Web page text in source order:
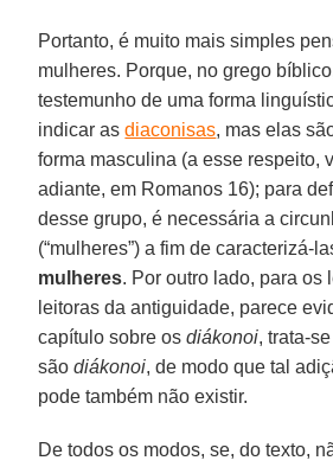
Portanto, é muito mais simples
mulheres. Porque, no grego
testemunho de uma forma
indicar asdiaconisas, mas elas
forma masculina (a esse respeito,
adiante, em Romanos 16); para
desse grupo, é necessária a
(“mulheres”) a fim de caracterizá-
mulheres. Por outro lado, para os
leitoras da antiguidade, parece
capítulo sobre osdiákonoi, trata-
sãodiákonoi, de modo que tal
pode também não existir.
De todos os modos, se, do texto,